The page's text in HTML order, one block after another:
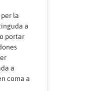
la
a
portar
a
coma a